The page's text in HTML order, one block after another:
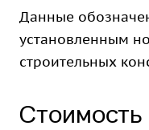
Данные
установленным
строительных
Стоимость